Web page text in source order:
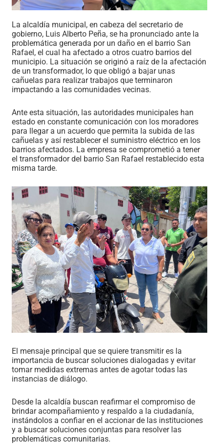
La alcaldía municipal, en cabeza del secretario de
gobierno, Luis Alberto Peña, se ha pronunciado ante la
problemática generada por un daño en el barrio San
Rafael, el cual ha afectado a otros cuatro barrios del
municipio. La situación se originó a raíz de la afectación
de un transformador, lo que obligó a bajar unas
cañuelas para realizar trabajos que terminaron
impactando a las comunidades vecinas.
Ante esta situación, las autoridades municipales han
estado en constante comunicación con los moradores
para llegar a un acuerdo que permita la subida de las
cañuelas y así restablecer el suministro eléctrico en los
barrios afectados. La empresa se comprometió a tener
el transformador del barrio San Rafael restablecido esta
misma tarde.
El mensaje principal que se quiere transmitir es la
importancia de buscar soluciones dialogadas y evitar
tomar medidas extremas antes de agotar todas las
instancias de diálogo.
Desde la alcaldía buscan reafirmar el compromiso de
brindar acompañamiento y respaldo a la ciudadanía,
instándolos a confiar en el accionar de las instituciones
y a buscar soluciones conjuntas para resolver las
problemáticas comunitarias.